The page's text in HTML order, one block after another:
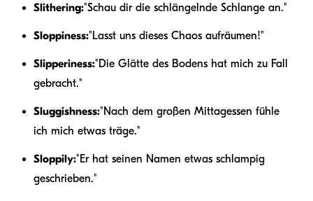
Slithering:"Schau dir die schlängelnde Schlange an."
Sloppiness:"Lasst uns dieses Chaos aufräumen!"
Slipperiness:"Die Glätte des Bodens hat mich zu Fall
gebracht."
Sluggishness:"Nach dem großen Mittagessen fühle
ich mich etwas träge."
Sloppily:"Er hat seinen Namen etwas schlampig
geschrieben."